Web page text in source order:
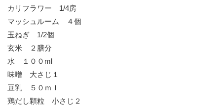
カリフラワー 1/4房
マッシュルーム ４個
玉ねぎ 1/2個
玄米 ２膳分
水 １００ml
味噌 大さじ１
豆乳 ５０ｍｌ
鶏だし顆粒 小さじ２